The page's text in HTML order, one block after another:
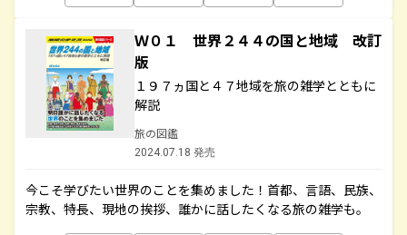
Ｗ０１ 世界２４４の国と地域 改訂
版
１９７ヵ国と４７地域を旅の雑学とともに
解説
旅の図鑑
2024.07.18 発売
今こそ学びたい世界のことを集めました！首都、言語、民族、
宗教、特長、現地の挨拶、誰かに話したくなる旅の雑学も。